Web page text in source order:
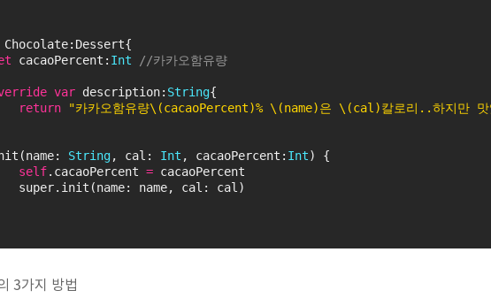
Chocolate:Dessert{
cacaoPercent: Int //카카오함유량
var description: String{
return
"카카오함유량\(cacaoPercent)% \(name)은 \(cal)칼로리..하지만 맛
String, cal: Int , cacaoPercent: Int) {
self.cacaoPercent = cacaoPercent
name, cal: cal)
3가지 방법